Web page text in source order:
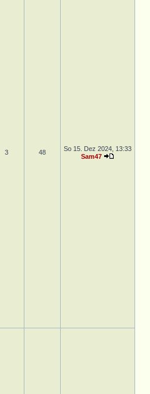
3 48
So 15. Dez 2024, 13:33
Sam47